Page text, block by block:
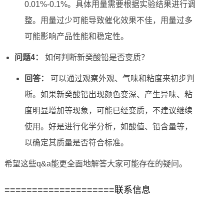
0.01%-0.1%。具体用量需要根据实验结果进行调
整。用量过少可能导致催化效果不佳，用量过多
可能影响产品性能和稳定性。
问题4： 如何判断新癸酸铅是否变质？
回答：
可以通过观察外观、气味和粘度来初步判
断。如果新癸酸铅出现颜色变深、产生异味、粘
度明显增加等现象，可能已经变质，不建议继续
使用。好是进行化学分析，如酸值、铅含量等，
以确定其质量是否符合标准。
希望这些q&a能更全面地解答大家可能存在的疑问。
====================联系信息